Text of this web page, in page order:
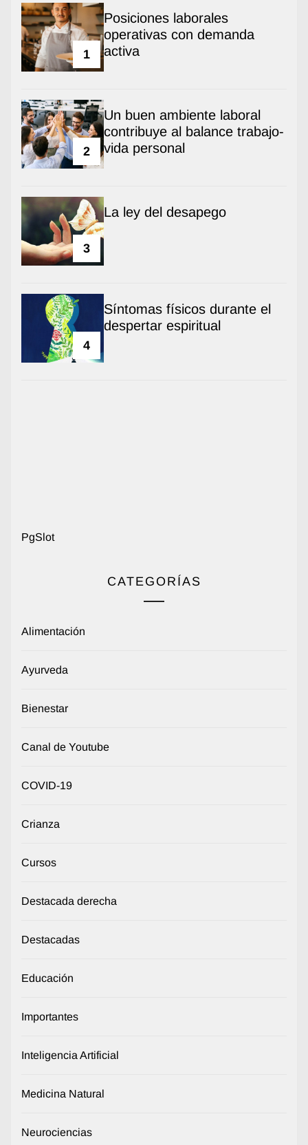
1
Posiciones laborales
operativas con demanda
activa
2
Un buen ambiente laboral
contribuye al balance trabajo-
vida personal
3
La ley del desapego
4
Síntomas físicos durante el
despertar espiritual
PgSlot
CATEGORÍAS
Alimentación
Ayurveda
Bienestar
Canal de Youtube
COVID-19
Crianza
Cursos
Destacada derecha
Destacadas
Educación
Importantes
Inteligencia Artificial
Medicina Natural
Neurociencias